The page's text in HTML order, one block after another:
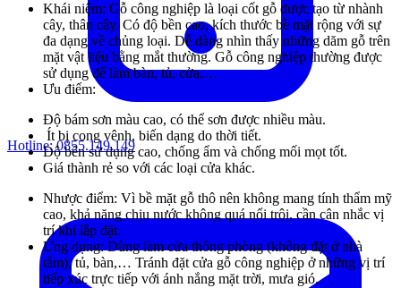
Hotline:0855.149.149
Khái niệm: Gỗ công nghiệp là loại cốt gỗ được tạo từ nhành
cây, thân cây. Có độ bền cao, kích thước bề mặt rộng với sự
đa dạng về chủng loại. Dễ dàng nhìn thấy những dăm gỗ trên
mặt vật liệu bằng mắt thường. Gỗ công nghiệp thường được
sử dụng để làm bàn, tủ, cửa,…
Ưu điểm:
Độ bám sơn màu cao, có thể sơn được nhiều màu.
Ít bị cong vênh, biến dạng do thời tiết.
Độ bền sử dụng cao, chống ẩm và chống mối mọt tốt.
Giá thành rẻ so với các loại cửa khác.
Nhược điểm: Vì bề mặt gỗ thô nên không mang tính thẩm mỹ
cao, khả năng chịu nước không quá nổi trội, cần cân nhắc vị
trí khi lắp đặt.
Ứng dụng: Dùng làm cửa thông phòng (không đặt ở nhà
tắm), tủ, bàn,… Tránh đặt cửa gỗ công nghiệp ở những vị trí
tiếp xúc trực tiếp với ánh nắng mặt trời, mưa gió.